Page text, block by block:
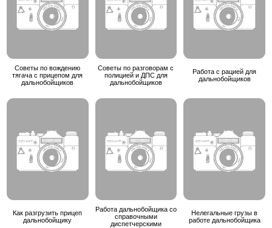
Советы по вождению
тягача с прицепом для
дальнобойщиков
Советы по разговорам с
полицией и ДПС для
дальнобойщиков
Работа с рацией для
дальнобойщиков
Как разгрузить прицеп
дальнобойщику
Работа дальнобойщика со
справочными
диспетчерскими
Нелегальные грузы в
работе дальнобойщика